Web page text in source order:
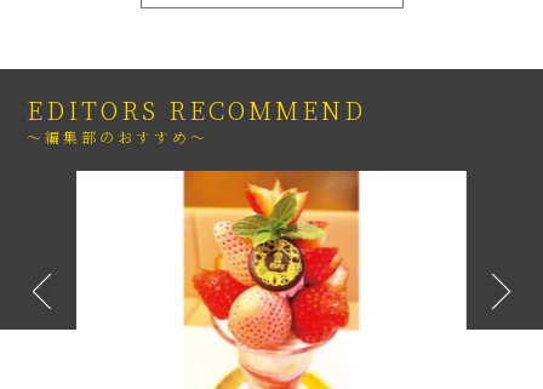
EDITORS RECOMMEND
～編集部のおすすめ～